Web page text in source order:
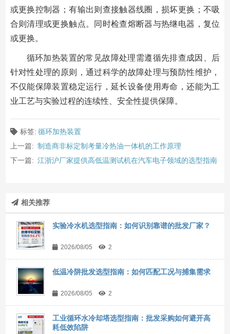
或更换控制器；有输出则查接触器线圈，损坏更换；不吸
合则清理或更换触点。同时检查熔断器与热继电器，复位
或更换。
循环加热装置的常见故障处理需遵循先排查成因、后
针对性处理的原则，通过科学的故障处理与预防性维护，
不仅能保障装置稳定运行，延长设备使用寿命，还能为工
业工艺与实验过程的连续性、安全性提供保障。
标签: 循环加热装置
上一篇: 制造商非标定制考量冷热油一体机的工作原理
下一篇: 江浙沪厂家提供高低温测试机在汽车电子领域的选型指南
相关推荐
实验冷水机选型指南：如何识别靠谱的批发厂家？
2026/08/05 2
低温冷阱批发选型指南：如何匹配工况与捕集需求
2026/08/05 2
工业循环水冷却塔选型指南：批发采购如何避开高
耗低效陷阱